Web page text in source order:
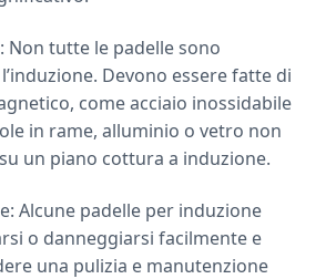
Non tutte le padelle sono
Devono essere fatte di
come acciaio inossidabile
in rame, alluminio o vetro non
un piano cottura a induzione.
Alcune padelle per induzione
o danneggiarsi facilmente e
una pulizia e manutenzione